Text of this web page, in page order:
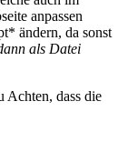
anpassen
ändern, da sonst
als Datei
Achten, dass die